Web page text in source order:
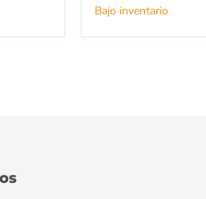
Bajo inventario